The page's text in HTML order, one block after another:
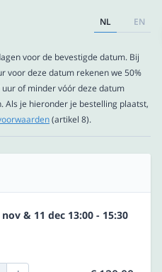
NL EN
voor de bevestigde datum. Bij
voor deze datum rekenen we 50%
of minder vóór deze datum
Als je hieronder je bestelling plaatst,
(artikel 8).
& 11 dec 13:00 - 15:30